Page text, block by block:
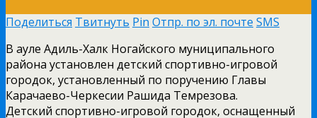
Поделиться Твитнуть Pin Отпр. по эл. почте SMS
В ауле Адиль­-Халк Ногайского муниципального
района установлен детский спортивно­-игровой
городок, установленный по поручению Главы
Карачаево-­Черкесии Рашида Темрезова.
Детский спортивно-­игровой городок, оснащенный